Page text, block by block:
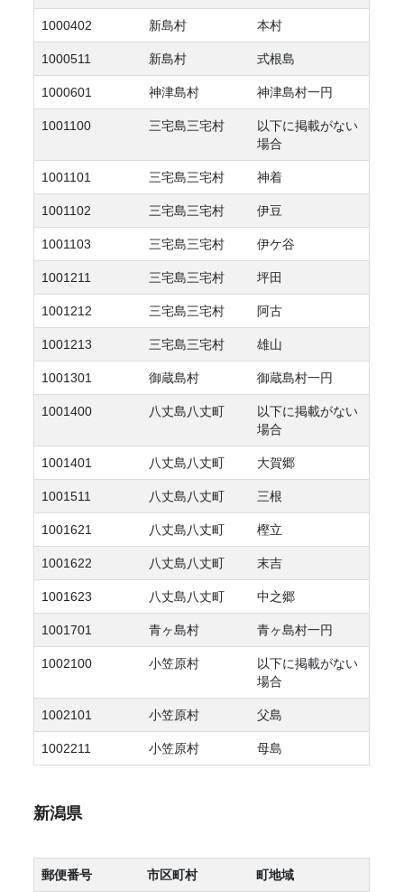
1000402 新島村 本村
1000511 新島村 式根島
1000601 神津島村 神津島村一円
1001100 三宅島三宅村
以下に掲載がない
場合
1001101 三宅島三宅村 神着
1001102 三宅島三宅村 伊豆
1001103 三宅島三宅村 伊ケ谷
1001211 三宅島三宅村 坪田
1001212 三宅島三宅村 阿古
1001213 三宅島三宅村 雄山
1001301 御蔵島村 御蔵島村一円
1001400 八丈島八丈町
以下に掲載がない
場合
1001401 八丈島八丈町 大賀郷
1001511 八丈島八丈町 三根
1001621 八丈島八丈町 樫立
1001622 八丈島八丈町 末吉
1001623 八丈島八丈町 中之郷
1001701 青ヶ島村 青ヶ島村一円
1002100 小笠原村
以下に掲載がない
場合
1002101 小笠原村 父島
1002211 小笠原村 母島
新潟県
郵便番号 市区町村 町地域